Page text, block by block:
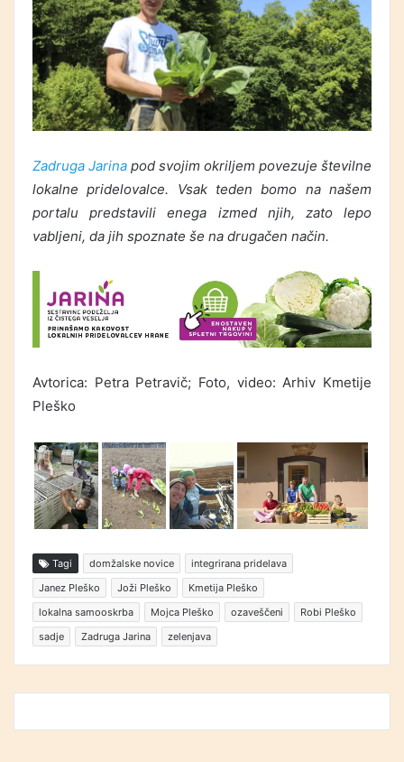
Zadruga Jarina pod svojim okriljem povezuje številne
lokalne pridelovalce. Vsak teden bomo na našem
portalu predstavili enega izmed njih, zato lepo
vabljeni, da jih spoznate še na drugačen način.
Avtorica: Petra Petravič; Foto, video: Arhiv Kmetije
Pleško
Tagi domžalske novice
integrirana pridelava
Janez Pleško
Joži Pleško
Kmetija Pleško
lokalna samooskrba
Mojca Pleško ozaveščeni
Robi Pleško
sadje
Zadruga Jarina zelenjava